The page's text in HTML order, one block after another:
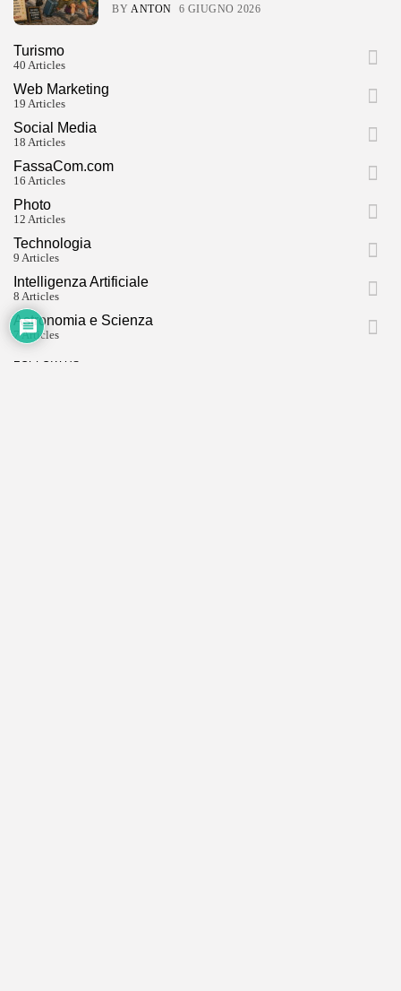
BY ANTON 6 GIUGNO 2026
Turismo
40 Articles
Web Marketing
19 Articles
Social Media
18 Articles
FassaCom.com
16 Articles
Photo
12 Articles
Technologia
9 Articles
Intelligenza Artificiale
8 Articles
Astronomia e Scienza
7 Articles
FOLLOW US